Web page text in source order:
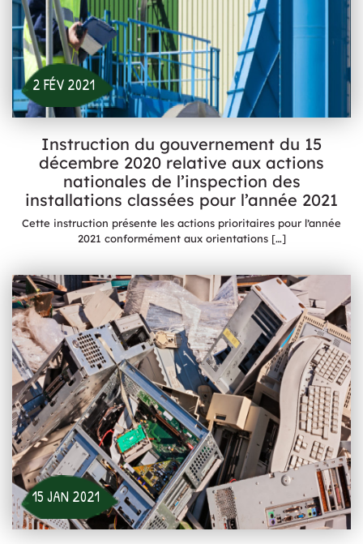
2 FÉV 2021
Instruction du gouvernement du 15
décembre 2020 relative aux actions
nationales de l’inspection des
installations classées pour l’année 2021
Cette instruction présente les actions prioritaires pour l’année
2021 conformément aux orientations[…]
15 JAN 2021